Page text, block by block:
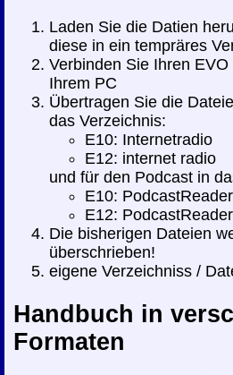
Laden Sie die Datien
diese in ein tempräres
Verbinden Sie Ihren
Ihrem PC
Übertragen Sie die
das Verzeichnis:
E10: Internetradio
E12: internet radio
und für den Podcast in
E10:
E12:
Die bisherigen Dateien
überschrieben!
eigene Verzeichniss /
Handbuch in
Formaten